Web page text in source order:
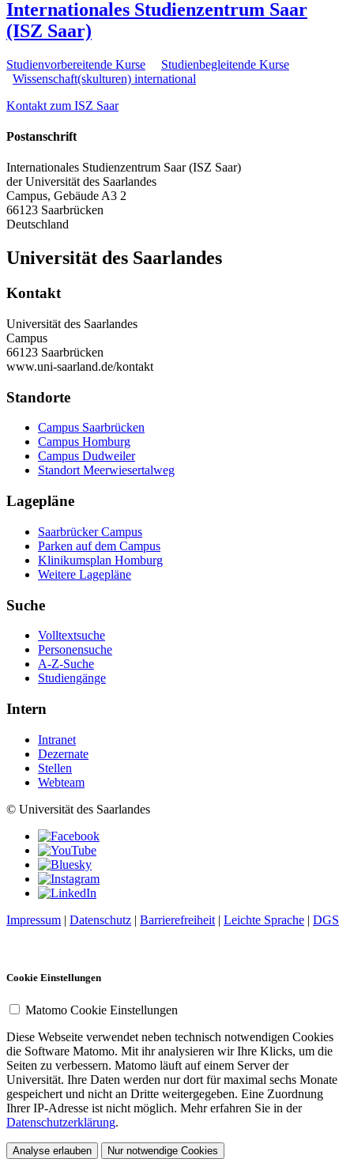
Internationales Studienzentrum Saar
(ISZ Saar)
Studienvorbereitende Kurse
Studienbegleitende Kurse
Wissenschaft(skulturen) international
Kontakt zum ISZ Saar
Postanschrift
Internationales Studienzentrum Saar (ISZ Saar)
der Universität des Saarlandes
Campus, Gebäude A3 2
66123 Saarbrücken
Deutschland
Universität des Saarlandes
Kontakt
Universität des Saarlandes
Campus
66123 Saarbrücken
www.uni-saarland.de/kontakt
Standorte
Campus Saarbrücken
Campus Homburg
Campus Dudweiler
Standort Meerwiesertalweg
Lagepläne
Saarbrücker Campus
Parken auf dem Campus
Klinikumsplan Homburg
Weitere Lagepläne
Suche
Volltextsuche
Personensuche
A-Z-Suche
Studiengänge
Intern
Intranet
Dezernate
Stellen
Webteam
© Universität des Saarlandes
Impressum | Datenschutz | Barrierefreiheit | Leichte Sprache | DGS
Cookie Einstellungen
Matomo Cookie Einstellungen
Diese Webseite verwendet neben technisch notwendigen Cookies
die Software Matomo. Mit ihr analysieren wir Ihre Klicks, um die
Seiten zu verbessern. Matomo läuft auf einem Server der
Universität. Ihre Daten werden nur dort für maximal sechs Monate
gespeichert und nicht an Dritte weitergegeben. Eine Zuordnung
Ihrer IP-Adresse ist nicht möglich. Mehr erfahren Sie in der
Datenschutzerklärung.
Analyse erlauben Nur notwendige Cookies